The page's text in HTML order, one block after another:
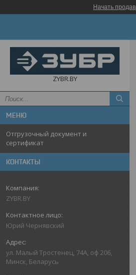
Начать
ZYBR.BY
Отгрузочный документ и
сертификат
КОНТАКТЫ
ZYBR.BY
Юрий Чернявский
ул. Малый Тростенец, 74А, оф 206,
Минск, Беларусь